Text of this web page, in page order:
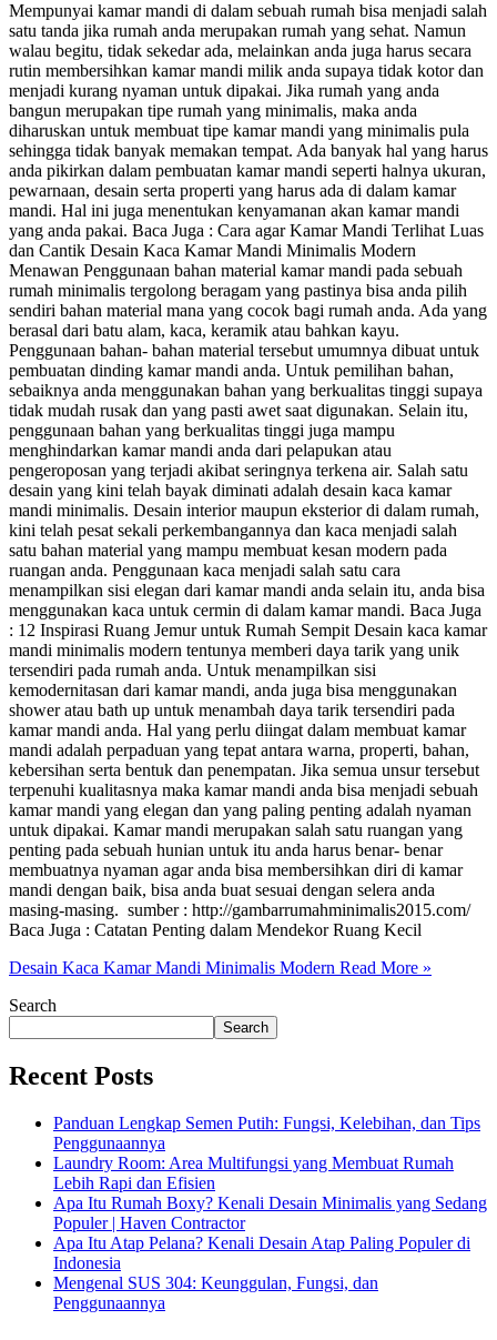
Mempunyai kamar mandi di dalam sebuah rumah bisa menjadi salah
satu tanda jika rumah anda merupakan rumah yang sehat. Namun
walau begitu, tidak sekedar ada, melainkan anda juga harus secara
rutin membersihkan kamar mandi milik anda supaya tidak kotor dan
menjadi kurang nyaman untuk dipakai. Jika rumah yang anda
bangun merupakan tipe rumah yang minimalis, maka anda
diharuskan untuk membuat tipe kamar mandi yang minimalis pula
sehingga tidak banyak memakan tempat. Ada banyak hal yang harus
anda pikirkan dalam pembuatan kamar mandi seperti halnya ukuran,
pewarnaan, desain serta properti yang harus ada di dalam kamar
mandi. Hal ini juga menentukan kenyamanan akan kamar mandi
yang anda pakai. Baca Juga : Cara agar Kamar Mandi Terlihat Luas
dan Cantik Desain Kaca Kamar Mandi Minimalis Modern
Menawan Penggunaan bahan material kamar mandi pada sebuah
rumah minimalis tergolong beragam yang pastinya bisa anda pilih
sendiri bahan material mana yang cocok bagi rumah anda. Ada yang
berasal dari batu alam, kaca, keramik atau bahkan kayu.
Penggunaan bahan- bahan material tersebut umumnya dibuat untuk
pembuatan dinding kamar mandi anda. Untuk pemilihan bahan,
sebaiknya anda menggunakan bahan yang berkualitas tinggi supaya
tidak mudah rusak dan yang pasti awet saat digunakan. Selain itu,
penggunaan bahan yang berkualitas tinggi juga mampu
menghindarkan kamar mandi anda dari pelapukan atau
pengeroposan yang terjadi akibat seringnya terkena air. Salah satu
desain yang kini telah bayak diminati adalah desain kaca kamar
mandi minimalis. Desain interior maupun eksterior di dalam rumah,
kini telah pesat sekali perkembangannya dan kaca menjadi salah
satu bahan material yang mampu membuat kesan modern pada
ruangan anda. Penggunaan kaca menjadi salah satu cara
menampilkan sisi elegan dari kamar mandi anda selain itu, anda bisa
menggunakan kaca untuk cermin di dalam kamar mandi. Baca Juga
: 12 Inspirasi Ruang Jemur untuk Rumah Sempit Desain kaca kamar
mandi minimalis modern tentunya memberi daya tarik yang unik
tersendiri pada rumah anda. Untuk menampilkan sisi
kemodernitasan dari kamar mandi, anda juga bisa menggunakan
shower atau bath up untuk menambah daya tarik tersendiri pada
kamar mandi anda. Hal yang perlu diingat dalam membuat kamar
mandi adalah perpaduan yang tepat antara warna, properti, bahan,
kebersihan serta bentuk dan penempatan. Jika semua unsur tersebut
terpenuhi kualitasnya maka kamar mandi anda bisa menjadi sebuah
kamar mandi yang elegan dan yang paling penting adalah nyaman
untuk dipakai. Kamar mandi merupakan salah satu ruangan yang
penting pada sebuah hunian untuk itu anda harus benar- benar
membuatnya nyaman agar anda bisa membersihkan diri di kamar
mandi dengan baik, bisa anda buat sesuai dengan selera anda
masing-masing. sumber : http://gambarrumahminimalis2015.com/
Baca Juga : Catatan Penting dalam Mendekor Ruang Kecil
Desain Kaca Kamar Mandi Minimalis Modern Read More »
Search
Search
Recent Posts
Panduan Lengkap Semen Putih: Fungsi, Kelebihan, dan Tips
Penggunaannya
Laundry Room: Area Multifungsi yang Membuat Rumah
Lebih Rapi dan Efisien
Apa Itu Rumah Boxy? Kenali Desain Minimalis yang Sedang
Populer | Haven Contractor
Apa Itu Atap Pelana? Kenali Desain Atap Paling Populer di
Indonesia
Mengenal SUS 304: Keunggulan, Fungsi, dan
Penggunaannya